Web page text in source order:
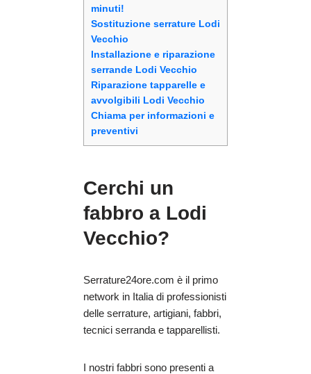
minuti!
Sostituzione serrature Lodi
Vecchio
Installazione e riparazione
serrande Lodi Vecchio
Riparazione tapparelle e
avvolgibili Lodi Vecchio
Chiama per informazioni e
preventivi
Cerchi un
fabbro a Lodi
Vecchio?
Serrature24ore.com è il primo
network in Italia di professionisti
delle serrature, artigiani, fabbri,
tecnici serranda e tapparellisti.
I nostri fabbri sono presenti a